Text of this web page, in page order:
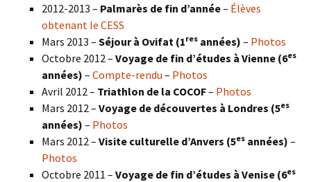
2012-2013 – Palmarès de fin d’année– Élèves
obtenant le CESS
Mars 2013 – Séjour à Ovifat (1res années) – Photos
Octobre 2012 – Voyage de fin d’études à Vienne (6es
années) – Compte-rendu – Photos
Avril 2012 – Triathlon de la COCOF– Photos
Mars 2012 – Voyage de découvertes à Londres (5es
années) – Photos
Mars 2012 – Visite culturelle d’Anvers (5es années) –
Photos
Octobre 2011 – Voyage de fin d’études à Venise (6es